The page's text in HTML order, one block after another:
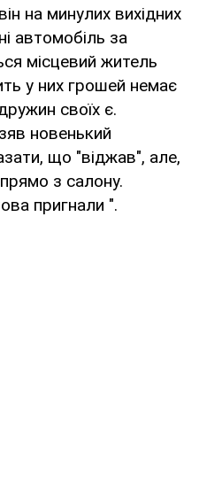
на минулих вихідних
автомобіль за
місцевий житель
у них грошей немає
своїх є.
новенький
що "віджав", але,
з салону.
пригнали ".